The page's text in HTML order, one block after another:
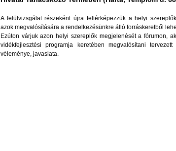
A felülvizsgálat részeként újra feltérképezzük a helyi
azok megvalósítására a rendelkezésünkre álló forráskeretből
Ezúton várjuk azon helyi szereplők megjelenését a fórumon,
vidékfejlesztési programja keretében megvalósítani
véleménye, javaslata.